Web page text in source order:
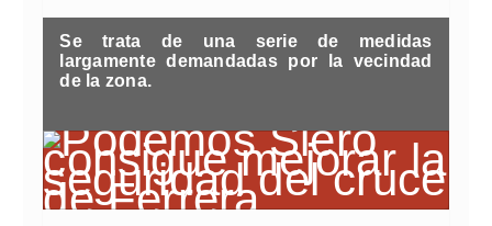
Se trata de una serie de medidas
largamente demandadas por la vecindad
de la zona.